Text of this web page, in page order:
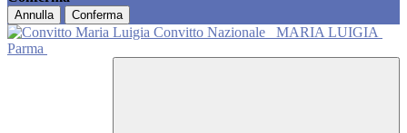
Annulla Conferma
Convitto Nazionale
MARIA LUIGIA
Parma